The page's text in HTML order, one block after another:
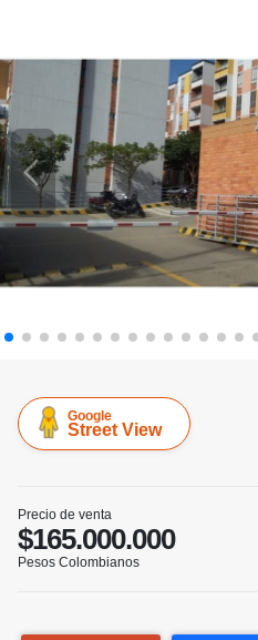
Google
Street View
Precio de venta
$165.000.000
Pesos Colombianos